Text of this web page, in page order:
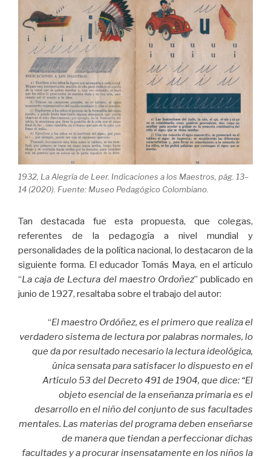
1932, La Alegría de Leer. Indicaciones a los Maestros, pág. 13–
14 (2020). Fuente: Museo Pedagógico Colombiano.
Tan destacada fue esta propuesta, que colegas,
referentes de la pedagogía a nivel mundial y
personalidades de la política nacional, lo destacaron de la
siguiente forma. El educador Tomás Maya, en el artículo
“La caja de Lectura del maestro Ordoñez” publicado en
junio de 1927, resaltaba sobre el trabajo del autor:
“El maestro Ordóñez, es el primero que realiza el
verdadero sistema de lectura por palabras normales, lo
que da por resultado necesario la lectura ideológica,
única sensata para satisfacer lo dispuesto en el
Artículo 53 del Decreto 491 de 1904, que dice: “El
objeto esencial de la enseñanza primaria es el
desarrollo en el niño del conjunto de sus facultades
mentales. Las materias del programa deben enseñarse
de manera que tiendan a perfeccionar dichas
facultades y a procurar insensatamente en los niños la